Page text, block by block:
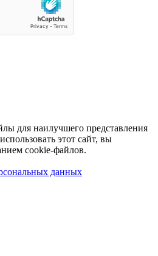
для наилучшего представления
этот сайт, вы
cookie-файлов.
данных